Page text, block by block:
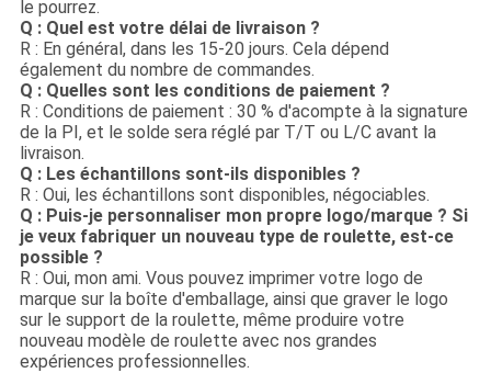
le pourrez.
Q : Quel est votre délai de livraison ?
R : En général, dans les 15-20 jours. Cela dépend
également du nombre de commandes.
Q : Quelles sont les conditions de paiement ?
R : Conditions de paiement : 30 % d'acompte à la signature
de la PI, et le solde sera réglé par T/T ou L/C avant la
livraison.
Q : Les échantillons sont-ils disponibles ?
R : Oui, les échantillons sont disponibles, négociables.
Q : Puis-je personnaliser mon propre logo/marque ? Si
je veux fabriquer un nouveau type de roulette, est-ce
possible ?
R : Oui, mon ami. Vous pouvez imprimer votre logo de
marque sur la boîte d'emballage, ainsi que graver le logo
sur le support de la roulette, même produire votre
nouveau modèle de roulette avec nos grandes
expériences professionnelles.